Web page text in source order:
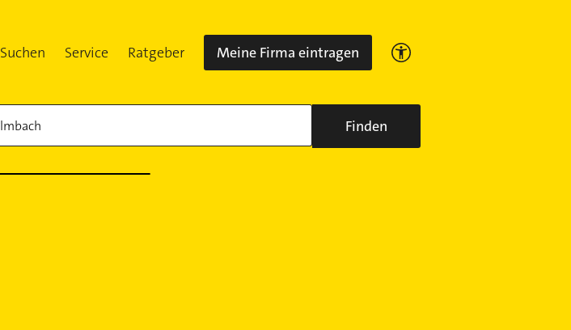
Suchen Service Ratgeber Meine Firma eintragen
Finden